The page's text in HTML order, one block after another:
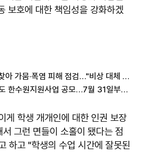
보호에 대한 책임성을 강화하겠
韓총리, 경북 청도 찾아 가뭄·폭염 피해 점검…"비상 대체 수원 적극 활용"
한울본부, 2027년도 한수원지원사업 공모…7월 31일부터 접수
게 학생 개개인에 대한 인권 보장
그런 면들이 소홀이 됐다는 점
하고 "학생의 수업 시간에 잘못된